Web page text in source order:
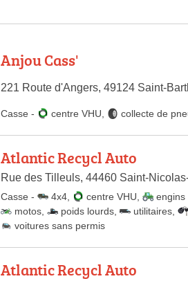
Anjou Cass'
221 Route d'Angers, 49124 Saint-
Casse - centre VHU collecte de
Atlantic Recycl Auto
Rue des Tilleuls, 44460 Saint-
Casse - 4x4 centre VHU engins
motos
poids lourds utilitaires
voitures sans permis
Atlantic Recycl Auto